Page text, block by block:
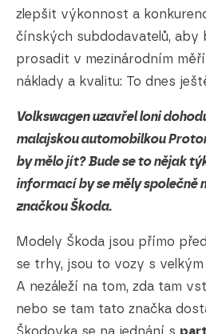
zlepšit výkonnost a
čínských subdodavatelů, aby
prosadit v mezinárodním
náklady a kvalitu: To dnes
Volkswagenuzavřel loni
malajskou automobilkou
by mělo jít? Bude se to nějak
informací by se měly společně
značkou Škoda.
Modely Škoda jsou přímo
se trhy, jsou to vozy s
A nezáleží na tom, zda tam
nebo se tam tato značka